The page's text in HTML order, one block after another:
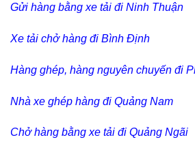
Gửi hàng bằng xe tải đi Ninh Thuận
Xe tải chở hàng đi Bình Định
Hàng ghép, hàng nguyên chuyến đi
Nhà xe ghép hàng đi Quảng Nam
Chở hàng bằng xe tải đi Quảng Ngãi